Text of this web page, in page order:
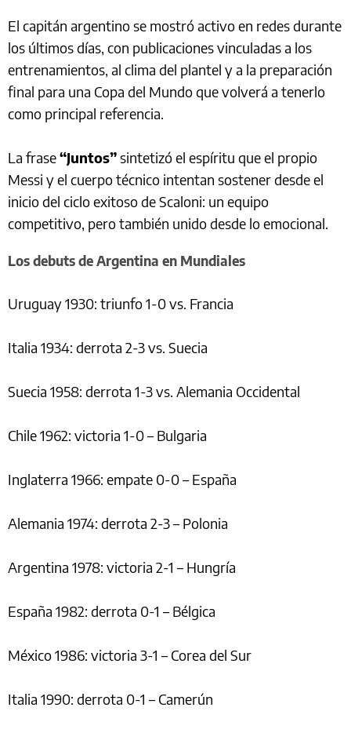
El capitán argentino se mostró activo en redes durante
los últimos días, con publicaciones vinculadas a los
entrenamientos, al clima del plantel y a la preparación
final para una Copa del Mundo que volverá a tenerlo
como principal referencia.
La frase“Juntos”sintetizó el espíritu que el propio
Messi y el cuerpo técnico intentan sostener desde el
inicio del ciclo exitoso de Scaloni: un equipo
competitivo, pero también unido desde lo emocional.
Los debuts de Argentina en Mundiales
Uruguay 1930: triunfo 1-0 vs. Francia
Italia 1934: derrota 2-3 vs. Suecia
Suecia 1958: derrota 1-3 vs. Alemania Occidental
Chile 1962: victoria 1-0 – Bulgaria
Inglaterra 1966: empate 0-0 – España
Alemania 1974: derrota 2-3 – Polonia
Argentina 1978: victoria 2-1 – Hungría
España 1982: derrota 0-1 – Bélgica
México 1986: victoria 3-1 – Corea del Sur
Italia 1990: derrota 0-1 – Camerún